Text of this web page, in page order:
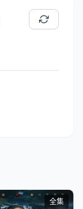
全集